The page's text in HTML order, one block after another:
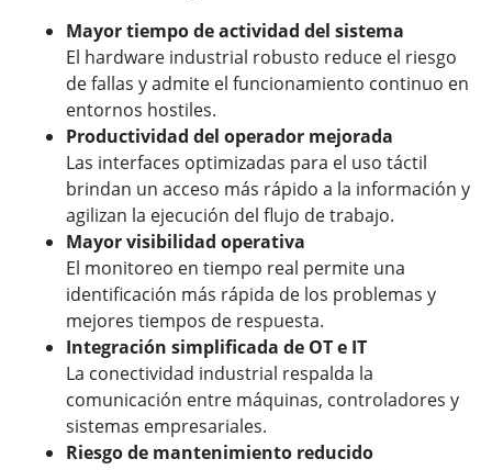
Mayor tiempo de actividad del sistema
El hardware industrial robusto reduce el riesgo
de fallas y admite el funcionamiento continuo en
entornos hostiles.
Productividad del operador mejorada
Las interfaces optimizadas para el uso táctil
brindan un acceso más rápido a la información y
agilizan la ejecución del flujo de trabajo.
Mayor visibilidad operativa
El monitoreo en tiempo real permite una
identificación más rápida de los problemas y
mejores tiempos de respuesta.
Integración simplificada de OT e IT
La conectividad industrial respalda la
comunicación entre máquinas, controladores y
sistemas empresariales.
Riesgo de mantenimiento reducido